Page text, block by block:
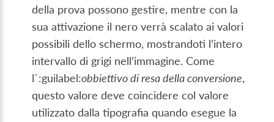
della prova possono gestire, mentre con la
sua attivazione il nero verrà scalato ai valori
possibili dello schermo, mostrandoti l’intero
intervallo di grigi nell’immagine. Come
l`:guilabel:obbiettivo di resa della conversione,
questo valore deve coincidere col valore
utilizzato dalla tipografia quando esegue la